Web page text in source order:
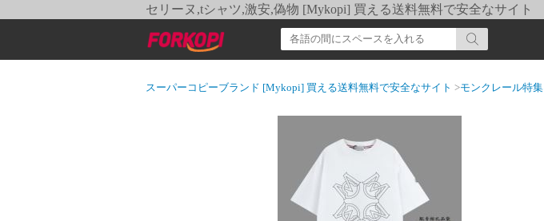
セリーヌ,tシャツ,激安,偽物 [Mykopi] 買える送料無料で安全なサイト
スーパーコピーブランド [Mykopi] 買える送料無料で安全なサイト >モンクレール特集